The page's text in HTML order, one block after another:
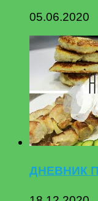
05.06.2020
ДНЕВНИК